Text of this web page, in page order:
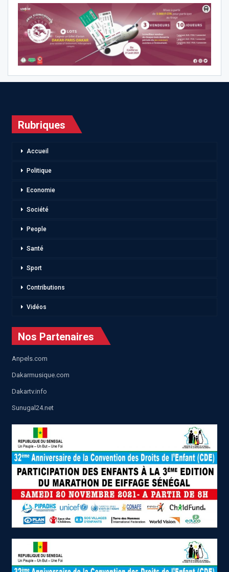
Rubriques
Accueil
Politique
Economie
Société
People
Santé
Sport
Contributions
Vidéos
Nos Partenaires
Anpels.com
Dakarmusique.com
Dakartv.info
Sunugal24.net